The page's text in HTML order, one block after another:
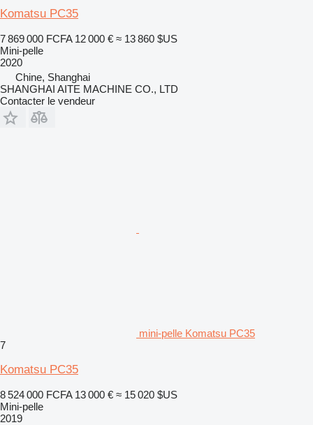
Komatsu PC35
7 869 000 FCFA 12 000 € ≈ 13 860 $US
Mini-pelle
2020
Chine, Shanghai
SHANGHAI AITE MACHINE CO., LTD
Contacter le vendeur
mini-pelle Komatsu PC35
7
Komatsu PC35
8 524 000 FCFA 13 000 € ≈ 15 020 $US
Mini-pelle
2019